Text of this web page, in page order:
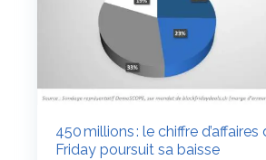
450 millions : le chiffre
Friday poursuit sa baisse